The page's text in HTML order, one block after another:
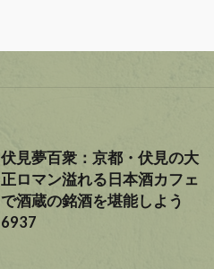
伏見夢百衆：京都・伏見の大
正ロマン溢れる日本酒カフェ
で酒蔵の銘酒を堪能しよう
6937